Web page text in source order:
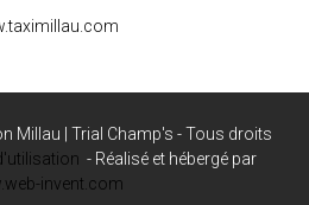
Millau | Trial Champ's - Tous droits
- Réalisé et hébergé par
invent.com